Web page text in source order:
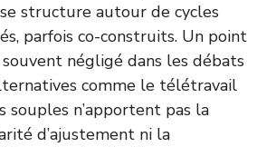
structure autour de cycles
parfois co-construits. Un point
négligé dans les débats
comme le télétravail
souples n’apportent pas la
d’ajustement ni la